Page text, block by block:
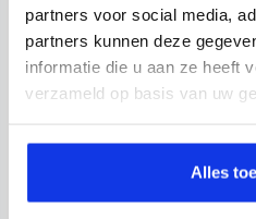
partners voor social media,
partners kunnen deze
informatie die u aan ze heeft
verzameld op basis van uw
Alles
65.000 km 437 km
electronic climate controle
Kopen
Op aanvraag